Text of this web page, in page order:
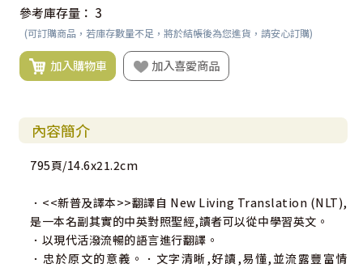
參考庫存量： 3
(可訂購商品，若庫存數量不足，將於結帳後為您進貨，請安心訂購)
加入購物車 加入喜愛商品
內容簡介
795頁/14.6x21.2cm
．<<新普及譯本>>翻譯自 New Living Translation (NLT),
是一本名副其實的中英對照聖經,讀者可以從中學習英文。
．以現代活潑流暢的語言進行翻譯。
．忠於原文的意義。．文字清晰,好讀,易懂,並流露豐富情